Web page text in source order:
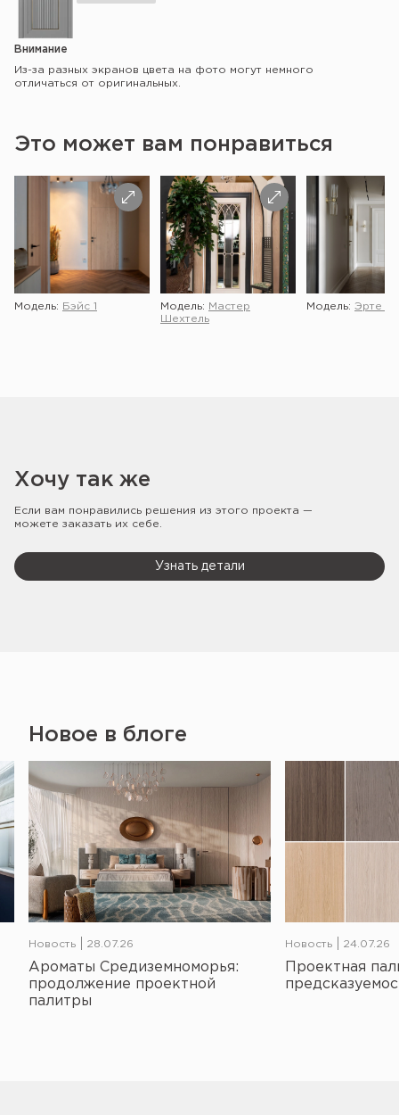
Внимание
Из-за разных экранов цвета на фото могут немного
отличаться от оригинальных.
Это может вам понравиться
Модель: Бэйс 1 Модель:
Мастер
Шехтель
Модель: Эрте 2
Хочу так же
Если вам понравились решения из этого проекта —
можете заказать их себе.
Узнать детали
Новое в блоге
Новость 28.07.26
Ароматы Средиземноморья:
продолжение проектной
палитры
Новость 24.07.26
Проектная